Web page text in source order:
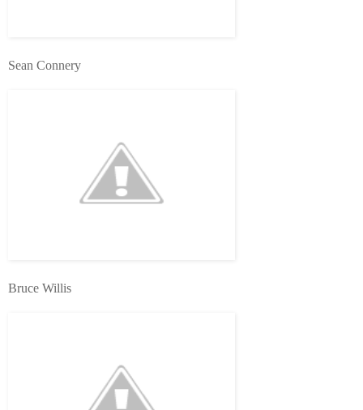
Sean Connery
Bruce Willis